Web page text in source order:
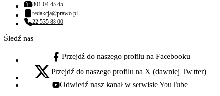
Numer telefonu:
801 04 45 45
Adres email:
redakcja@prawo.pl
Numer telefonu:
22 535 88 00
Śledź nas
facebook - otwiera się w nowej karcie
Przejdź do naszego profilu na Facebooku
x - otwiera się w nowej karcie
Przejdź do naszego profilu na X (dawniej Twitter)
youtube - otwiera się w nowej karcie
Odwiedź nasz kanał w serwisie YouTube